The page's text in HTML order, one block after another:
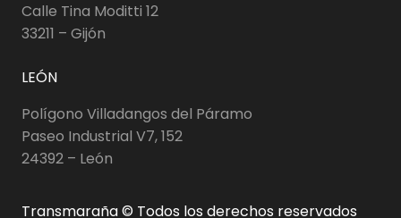
Calle Tina Moditti 12
33211 – Gijón
LEÓN
Polígono Villadangos del Páramo
Paseo Industrial V7, 152
24392 – León
Transmaraña © Todos los derechos reservados